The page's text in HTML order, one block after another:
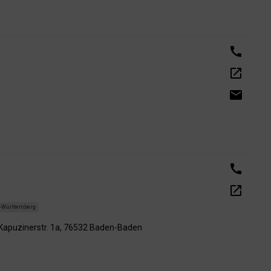
call
open_in_new
email
Württemberg
1a, 76532 Baden-Baden
call
open_in_new